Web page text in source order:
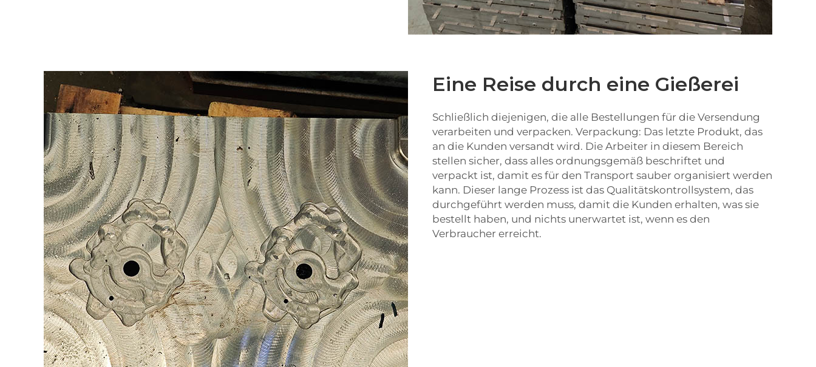
Eine Reise durch eine Gießerei
Schließlich diejenigen, die alle Bestellungen für die Versendung
verarbeiten und verpacken. Verpackung: Das letzte Produkt, das
an die Kunden versandt wird. Die Arbeiter in diesem Bereich
stellen sicher, dass alles ordnungsgemäß beschriftet und
verpackt ist, damit es für den Transport sauber organisiert werden
kann. Dieser lange Prozess ist das Qualitätskontrollsystem, das
durchgeführt werden muss, damit die Kunden erhalten, was sie
bestellt haben, und nichts unerwartet ist, wenn es den
Verbraucher erreicht.